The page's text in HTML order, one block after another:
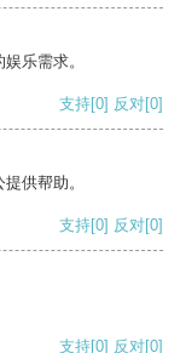
乐需求。
支持[0] 反对[0]
供帮助。
支持[0] 反对[0]
支持[0] 反对[0]